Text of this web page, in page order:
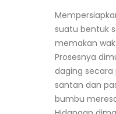
suatu bentuk
memakan
Prosesnya
daging
santan dan
bumbu